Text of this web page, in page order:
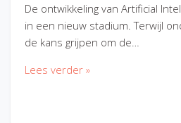
De ontwikkeling van Artificial
in een nieuw stadium. Terwijl
de kans grijpen om de…
Lees verder »